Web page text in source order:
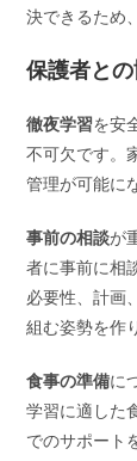
決できるため
保護者と
徹夜学習を安
不可欠です。
管理が可能に
事前の相談が
者に事前に相
必要性、計画
組む姿勢を作
食事の準備に
学習に適した
でのサポート